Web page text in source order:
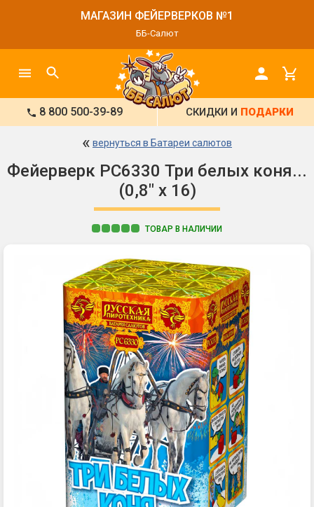
МАГАЗИН ФЕЙЕРВЕРКОВ №1
ББ-Салют
8 800 500-39-89 СКИДКИ И ПОДАРКИ
« вернуться в Батареи салютов
Фейерверк РС6330 Три белых коня...
(0,8" х 16)
ТОВАР В НАЛИЧИИ